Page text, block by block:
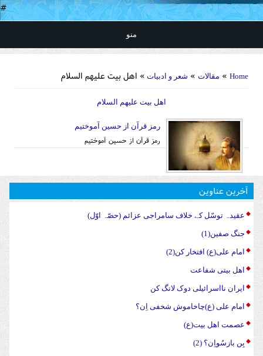
#
منو
Home
» مقالات » شعر و ادبیات » اهل بیت علیهم السلام
اهل بیت علیهم السلام
رمز قرآن از حسین آموختیم
رمز قرآن از حسین آموختیم
آخرین عناوین
عقیدہ توسّل کے خلاف سامراجی عزائم (حصّہ اوّل)
جنگ صفین(1)
امام علی(ع) افتخار کن(2)
اهل بیتی شفاعت
ایران نااسرائیلی دوک لانگ کن
امام علی (ع)چاخاموش شخفی اِن؟
عصمت اهل بیت(ع)
بِن بازسُواِن؟ (2)